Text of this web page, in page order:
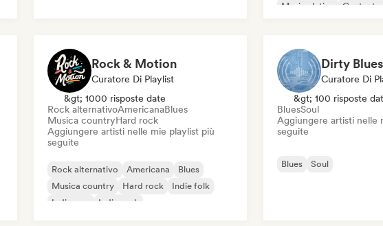
Musica latina
Rock & Motion
Curatore Di Playlist
&gt; 1000 risposte date
Rock alternativoAmericanaBlues
Musica countryHard rock
Aggiungere artisti nelle mie playlist più
seguite
Rock alternativo Americana
Blues
Musica country
Hard rock
Indie folk
Indie pop
Indie rock
Curatore Di
&gt; 100 risposte
BluesSoul
Aggiungere artisti nelle
seguite
Blues Soul